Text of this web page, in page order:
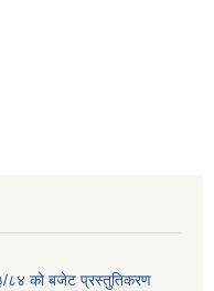
८४ को बजेट प्रस्तुतिकरण